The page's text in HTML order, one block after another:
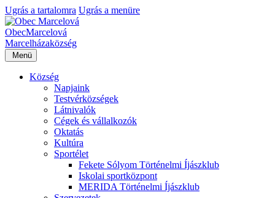
Ugrás a tartalomra Ugrás a menüre
ObecMarcelová
Marcelházaközség
Menü
Község
Napjaink
Testvérközségek
Látnivalók
Cégek és vállalkozók
Oktatás
Kultúra
Sportélet
Fekete Sólyom Történelmi Íjászklub
Iskolai sportközpont
MERIDA Történelmi Íjászklub